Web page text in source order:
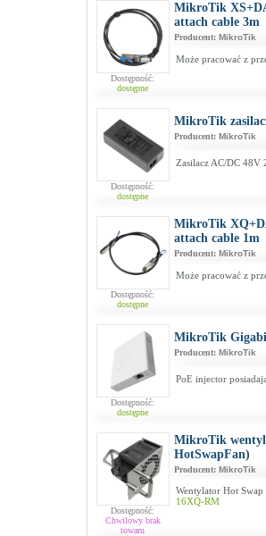
Dostępność:
dostępne
MikroTik
attach cable 3m
Producent: MikroTik
Może pracować z
Dostępność:
dostępne
MikroTik
Producent: MikroTik
Zasilacz AC/DC 48V
Dostępność:
dostępne
MikroTik
attach cable 1m
Producent: MikroTik
Może pracować z
Dostępność:
dostępne
MikroTik
Producent: MikroTik
PoE injector
Dostępność:
Chwilowy brak
towaru
MikroTik
HotSwapFan)
Producent: MikroTik
Wentylator Hot
16XQ-RM